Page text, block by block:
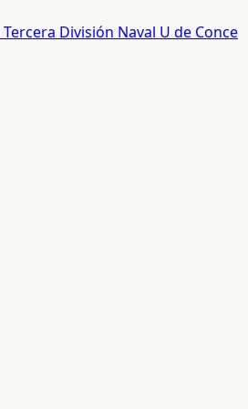
Tercera División Naval U de Conce